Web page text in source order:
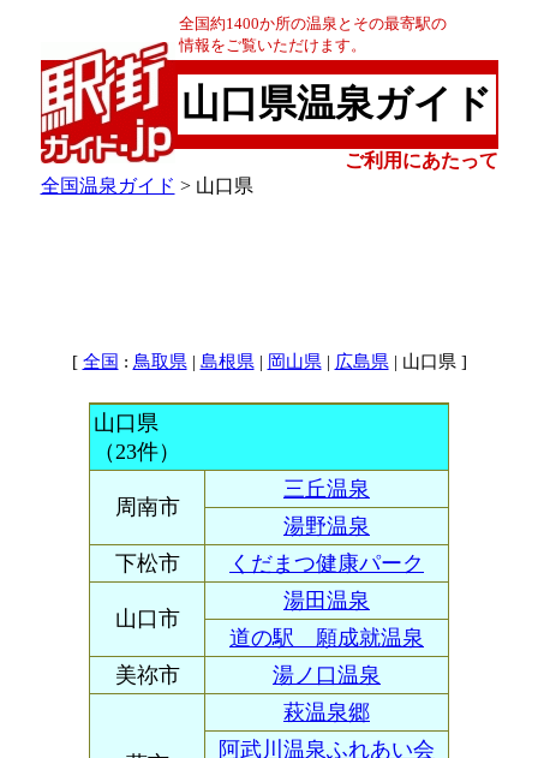
全国約1400か所の温泉とその最寄駅の
情報をご覧いただけます。
山口県温泉ガイド
ご利用にあたって
全国温泉ガイド > 山口県
[ 全国 : 鳥取県 | 島根県 | 岡山県 | 広島県 | 山口県 ]
山口県
（23件）
周南市
三丘温泉
湯野温泉
下松市
くだまつ健康パーク
山口市
湯田温泉
道の駅 願成就温泉
美祢市
湯ノ口温泉
萩温泉郷
阿武川温泉ふれあい会